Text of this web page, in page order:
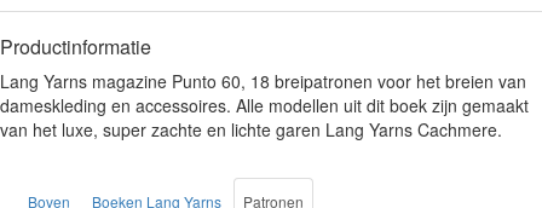
Productinformatie
Lang Yarns magazine Punto 60, 18 breipatronen voor het breien van
dameskleding en accessoires. Alle modellen uit dit boek zijn gemaakt
van het luxe, super zachte en lichte garen Lang Yarns Cachmere.
Boven Boeken Lang Yarns Patronen